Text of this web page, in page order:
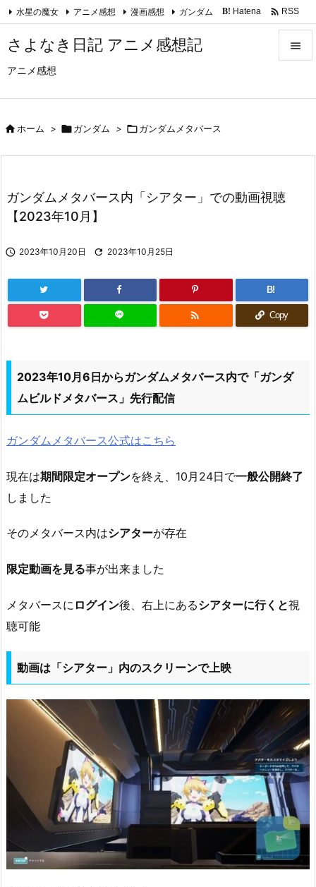
さよなき日記 アニメ感想記
アニメ感想

水星の魔女 アニメ感想 漫画感想 ガンダム B! Hatena  RSS
ホーム > ガンダム > ガンダムメタバース
ガンダムメタバース内「シアター」での動画視聴
【2023年10月】
 2023年10月20日  2023年10月25日
B!
 Copy
2023年10月6日からガンダムメタバース内で「ガンダ
ムビルドメタバース」先行配信
ガンダムメタバース公式はこちら
現在は期間限定オープンを終え、10月24日で一般公開終了
しました
そのメタバース内はシアターが存在
限定動画を見る事が出来ました
メタバースに ログイン後、右上にあるシアターに行くと視
聴可能
動画は「シアター」内のスクリーンで上映